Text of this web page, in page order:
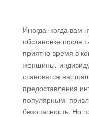
Иногда, когда вам
обстановке после
приятно время в
женщины,
становятся
предоставления
популярным,
безопасность. Но